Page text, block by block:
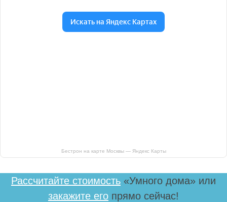
Бестрон на карте Москвы — Яндекс Карты
Рассчитайте стоимость «Умного дома» или
закажите его прямо сейчас!